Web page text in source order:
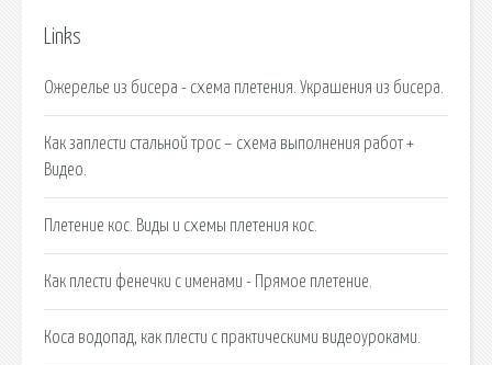
Links
Ожерелье из бисера - схема плетения. Украшения из бисера.
Как заплести стальной трос – схема выполнения работ +
Видео.
Плетение кос. Виды и схемы плетения кос.
Как плести фенечки с именами - Прямое плетение.
Коса водопад, как плести с практическими видеоуроками.